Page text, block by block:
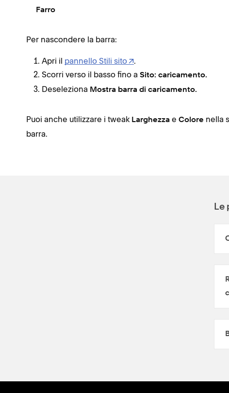
Farro
Per nascondere la barra:
Apri il pannello Stili sito
.
Scorri verso il basso fino a Sito: caricamento.
Deseleziona Mostra barra di caricamento.
Puoi anche utilizzare i tweak Larghezza e Colore nella
barra.
Le